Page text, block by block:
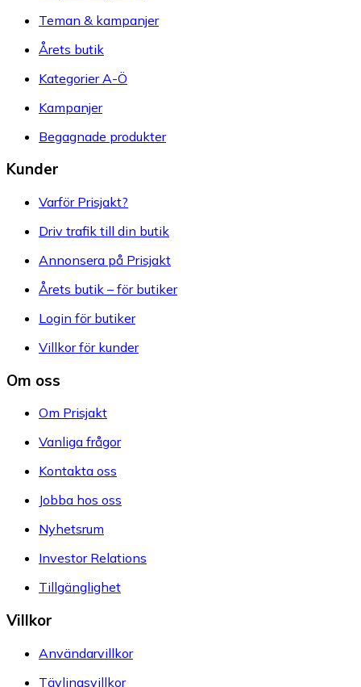
Teman & kampanjer
Årets butik
Kategorier A-Ö
Kampanjer
Begagnade produkter
Kunder
Varför Prisjakt?
Driv trafik till din butik
Annonsera på Prisjakt
Årets butik – för butiker
Login för butiker
Villkor för kunder
Om oss
Om Prisjakt
Vanliga frågor
Kontakta oss
Jobba hos oss
Nyhetsrum
Investor Relations
Tillgänglighet
Villkor
Användarvillkor
Tävlingsvillkor